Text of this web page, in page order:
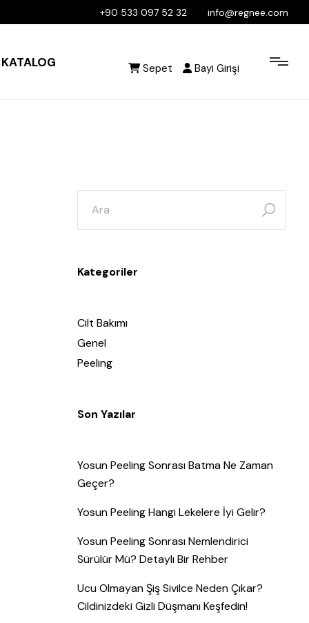
+90 533 097 52 32 info@regnee.com
KATALOG Sepet Bayi Girişi
Kategoriler
Cilt Bakımı
Genel
Peeling
Son Yazılar
Yosun Peeling Sonrası Batma Ne Zaman
Geçer?
Yosun Peeling Hangi Lekelere İyi Gelir?
Yosun Peeling Sonrası Nemlendirici
Sürülür Mü? Detaylı Bir Rehber
Ucu Olmayan Şiş Sivilce Neden Çıkar?
Cildinizdeki Gizli Düşmanı Keşfedin!